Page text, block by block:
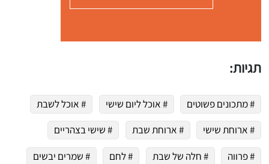
תגיות:
# מתכונים פשוטים # אוכל ליום שישי
# אוכל לשבת
# ארוחת שישי
# ארוחת שבת
# שישי בצהריים
# פרווה
# חלה של שבת # לחם # שמרים יבשים